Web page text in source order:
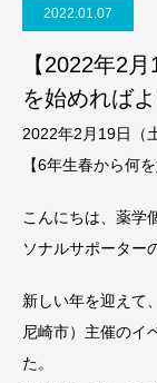
2022.01.07
【2022年2
を始めれば
2022年2月19日（
【6年生春から何
こんにちは、薬学
ソナルサポーター
新しい年を迎えて
尼崎市）主催のイ
た。